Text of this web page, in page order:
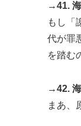
→41.
もし「
代が罪
を踏む
→42.
まあ、